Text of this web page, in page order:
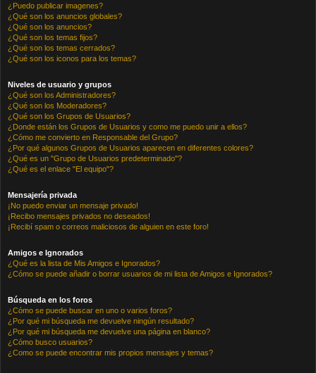
¿Puedo publicar imagenes?
¿Qué son los anuncios globales?
¿Qué son los anuncios?
¿Qué son los temas fijos?
¿Qué son los temas cerrados?
¿Qué son los iconos para los temas?
Niveles de usuario y grupos
¿Qué son los Administradores?
¿Qué son los Moderadores?
¿Qué son los Grupos de Usuarios?
¿Donde están los Grupos de Usuarios y como me puedo unir a ellos?
¿Cómo me convierto en Responsable del Grupo?
¿Por qué algunos Grupos de Usuarios aparecen en diferentes colores?
¿Qué es un "Grupo de Usuarios predeterminado"?
¿Qué es el enlace "El equipo"?
Mensajería privada
¡No puedo enviar un mensaje privado!
¡Recibo mensajes privados no deseados!
¡Recibí spam o correos maliciosos de alguien en este foro!
Amigos e Ignorados
¿Qué es la lista de Mis Amigos e Ignorados?
¿Cómo se puede añadir o borrar usuarios de mi lista de Amigos e Ignorados?
Búsqueda en los foros
¿Cómo se puede buscar en uno o varios foros?
¿Por qué mi búsqueda me devuelve ningún resultado?
¿Por qué mi búsqueda me devuelve una página en blanco?
¿Cómo busco usuarios?
¿Como se puede encontrar mis propios mensajes y temas?